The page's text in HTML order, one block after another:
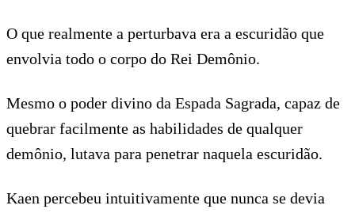
O que realmente a perturbava era a escuridão que
envolvia todo o corpo do Rei Demônio.
Mesmo o poder divino da Espada Sagrada, capaz de
quebrar facilmente as habilidades de qualquer
demônio, lutava para penetrar naquela escuridão.
Kaen percebeu intuitivamente que nunca se devia